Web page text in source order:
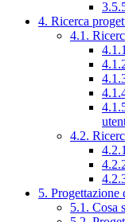
4. Ricerca
4.1.
4.2.
5. Progettazione
5.1. Cosa